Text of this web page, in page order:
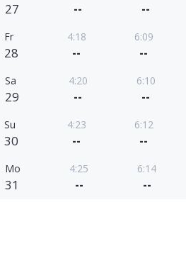
27 -- --
Fr
28
4:18
--
6:09
--
Sa
29
4:20
--
6:10
--
Su
30
4:23
--
6:12
--
Mo
31
4:25
--
6:14
--